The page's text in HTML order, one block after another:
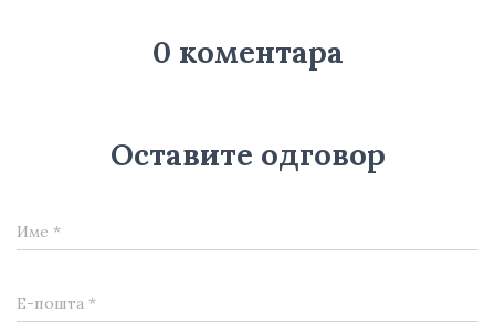
0 коментара
Оставите одговор
Име *
Е-пошта *